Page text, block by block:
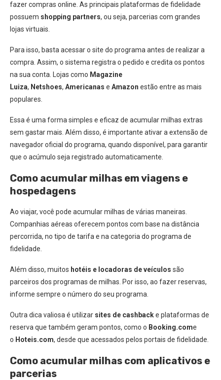
fazer compras online. As principais plataformas de fidelidade
possuem shopping partners, ou seja, parcerias com grandes
lojas virtuais.
Para isso, basta acessar o site do programa antes de realizar a
compra. Assim, o sistema registra o pedido e credita os pontos
na sua conta. Lojas como Magazine
Luiza, Netshoes, Americanas e Amazon estão entre as mais
populares.
Essa é uma forma simples e eficaz de acumular milhas extras
sem gastar mais. Além disso, é importante ativar a extensão de
navegador oficial do programa, quando disponível, para garantir
que o acúmulo seja registrado automaticamente.
Como acumular milhas em viagens e
hospedagens
Ao viajar, você pode acumular milhas de várias maneiras.
Companhias aéreas oferecem pontos com base na distância
percorrida, no tipo de tarifa e na categoria do programa de
fidelidade.
Além disso, muitos hotéis e locadoras de veículos são
parceiros dos programas de milhas. Por isso, ao fazer reservas,
informe sempre o número do seu programa.
Outra dica valiosa é utilizar sites de cashbacke plataformas de
reserva que também geram pontos, como o Booking.come
o Hoteis.com, desde que acessados pelos portais de fidelidade.
Como acumular milhas com aplicativos e
parcerias